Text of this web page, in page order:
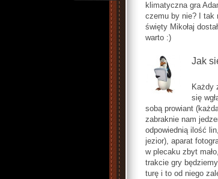
klimatyczna gra
czemu by nie? I tak
święty Mikołaj
warto :)
Jak
Każdy
się
sobą prowiant
zabraknie nam
odpowiednią ilość
jezior), aparat
w plecaku zbyt
trakcie gry
turę i to od niego